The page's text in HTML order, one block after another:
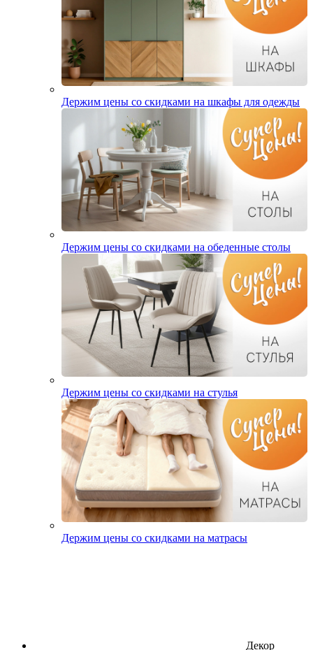
Держим цены со скидками на шкафы для одежды
Держим цены со скидками на обеденные столы
Держим цены со скидками на стулья
Держим цены со скидками на матрасы
Декор